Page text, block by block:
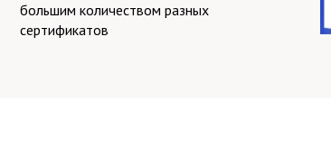
большим количеством разных
сертификатов